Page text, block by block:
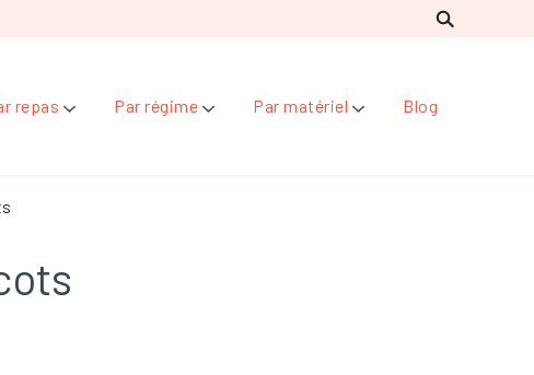
repas Par régime Par matériel Blog